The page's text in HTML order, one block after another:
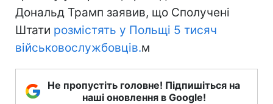
Дональд Трамп заявив, що Сполучені
Штати розмістять у Польщі 5 тисяч
військовослужбовців.м
Не пропустіть головне! Підпишіться на
наші оновлення в Google!